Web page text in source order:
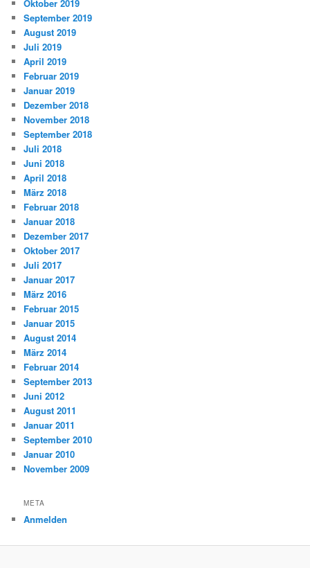
Oktober 2019
September 2019
August 2019
Juli 2019
April 2019
Februar 2019
Januar 2019
Dezember 2018
November 2018
September 2018
Juli 2018
Juni 2018
April 2018
März 2018
Februar 2018
Januar 2018
Dezember 2017
Oktober 2017
Juli 2017
Januar 2017
März 2016
Februar 2015
Januar 2015
August 2014
März 2014
Februar 2014
September 2013
Juni 2012
August 2011
Januar 2011
September 2010
Januar 2010
November 2009
META
Anmelden